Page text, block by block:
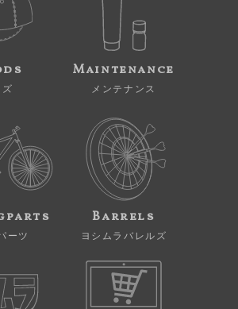
ズ
Maintenance
メンテナンス
ーツ
Barrels
ヨシムラバレルズ